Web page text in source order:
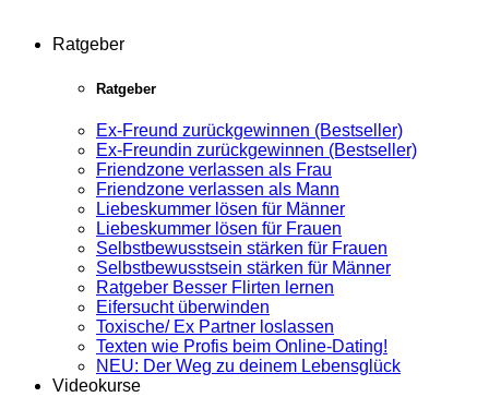
Ratgeber
Ratgeber
Ex-Freund zurückgewinnen (Bestseller)
Ex-Freundin zurückgewinnen (Bestseller)
Friendzone verlassen als Frau
Friendzone verlassen als Mann
Liebeskummer lösen für Männer
Liebeskummer lösen für Frauen
Selbstbewusstsein stärken für Frauen
Selbstbewusstsein stärken für Männer
Ratgeber Besser Flirten lernen
Eifersucht überwinden
Toxische/ Ex Partner loslassen
Texten wie Profis beim Online-Dating!
NEU: Der Weg zu deinem Lebensglück
Videokurse